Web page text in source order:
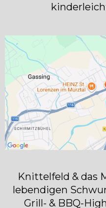
Knittelfeld & das
lebendigen
Grill- & BBQ-